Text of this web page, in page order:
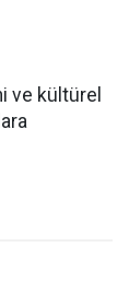
ve kültürel